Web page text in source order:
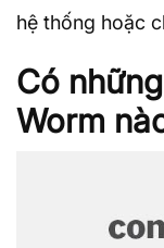
hệ thống hoặc
Có
Worm